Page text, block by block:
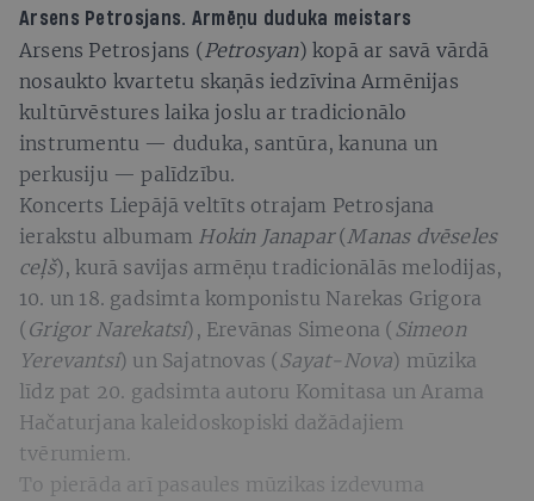
Arsens Petrosjans. Armēņu duduka meistars
Arsens Petrosjans ( Petrosyan) kopā ar savā vārdā
nosaukto kvartetu skaņās iedzīvina Armēnijas
kultūrvēstures laika joslu ar tradicionālo
instrumentu — duduka, santūra, kanuna un
perkusiju — palīdzību.
Koncerts Liepājā veltīts otrajam Petros­jana
ierakstu albumam Hokin Janapar( Ma­nas dvēseles
ceļš), kurā savijas armēņu tradicionālās melodijas,
10. un 18. gadsimta komponistu Narekas Grigora
( Grigor Narekatsi), Erevānas Simeona ( Simeon
Yerevantsi) un Sajatnovas (Sayat-Nova) mūzika
līdz pat 20. gadsimta autoru Komitasa un Arama
Hačaturjana kaleidoskopiski dažādajiem
tvērumiem.
To pierāda arī pasaules mūzikas izdevuma